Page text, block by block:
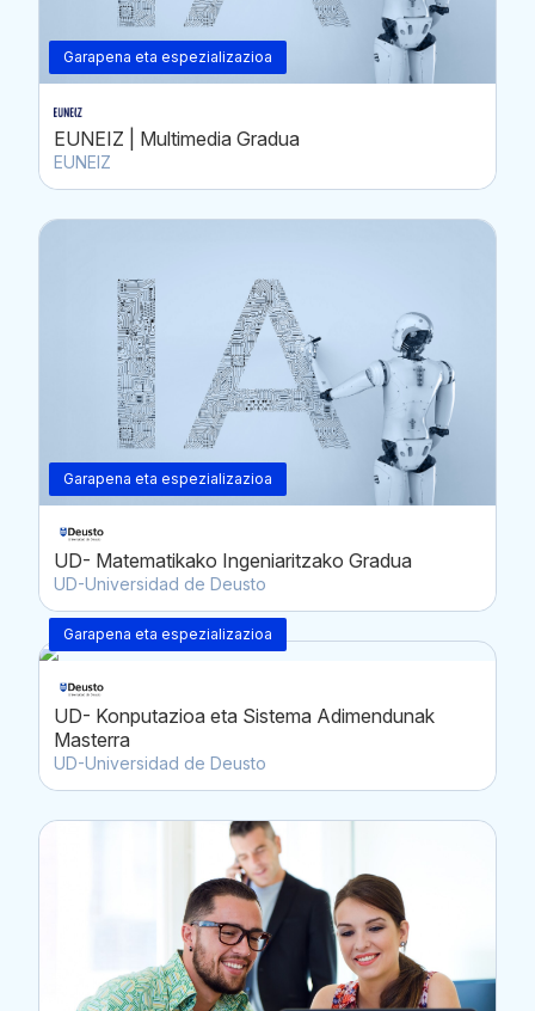
Garapena eta espezializazioa
EUNEIZ | Multimedia Gradua
EUNEIZ
Garapena eta espezializazioa
UD- Matematikako Ingeniaritzako Gradua
UD-Universidad de Deusto
Garapena eta espezializazioa
UD- Konputazioa eta Sistema Adimendunak
Masterra
UD-Universidad de Deusto